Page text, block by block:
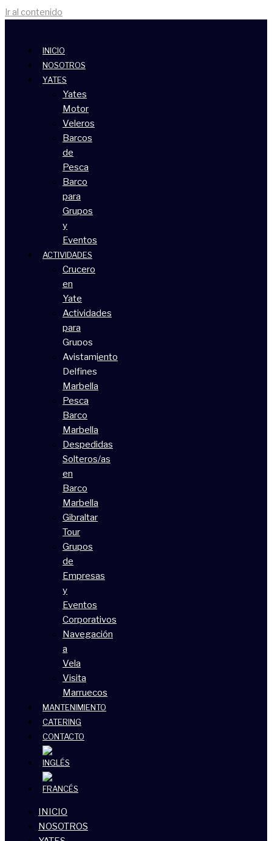
Ir al contenido
INICIO
NOSOTROS
YATES
Yates
Motor
Veleros
Barcos
de
Pesca
Barco
para
Grupos
y
Eventos
ACTIVIDADES
Crucero
en
Yate
Actividades
para
Grupos
Avistamiento
Delfines
Marbella
Pesca
Barco
Marbella
Despedidas
Solteros/as
en
Barco
Marbella
Gibraltar
Tour
Grupos
de
Empresas
y
Eventos
Corporativos
Navegación
a
Vela
Visita
Marruecos
MANTENIMIENTO
CATERING
CONTACTO
INICIO
NOSOTROS